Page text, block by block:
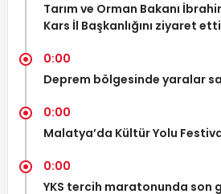
Tarım ve Orman Bakanı
Kars İl Başkanlığını ziyaret etti
0:00
Deprem bölgesinde yaralar
0:00
Malatya’da Kültür Yolu
0:00
YKS tercih maratonunda son